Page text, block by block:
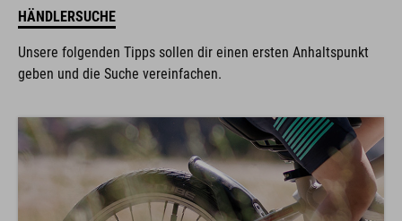
HÄNDLERSUCHE
Unsere folgenden Tipps sollen dir einen ersten Anhaltspunkt
geben und die Suche vereinfachen.